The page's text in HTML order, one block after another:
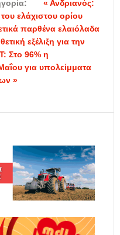
« Ανδριανός:
ελάχιστου ορίου
παρθένα ελαιόλαδα
εξέλιξη για την
Στο 96% η
για υπολείμματα
»